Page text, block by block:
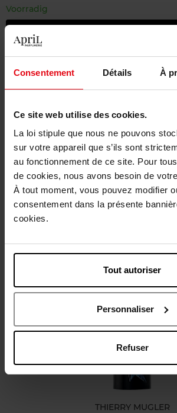
Consentement Détails À
Ce site web utilise des cookies.
La loi stipule que nous ne pouvons
sur votre appareil que s’ils sont
au fonctionnement de ce site. Pour
de cookies, nous avons besoin de
À tout moment, vous pouvez modifier
consentement dans la présente
cookies.
Tout autoriser
Personnaliser
Refuser
Voorradig
Gratis levering bij aankoop van
Beschrijving
Karakteristieken
Review Beleid inzake
Nog iets vergeten
THIERRY MUGLER